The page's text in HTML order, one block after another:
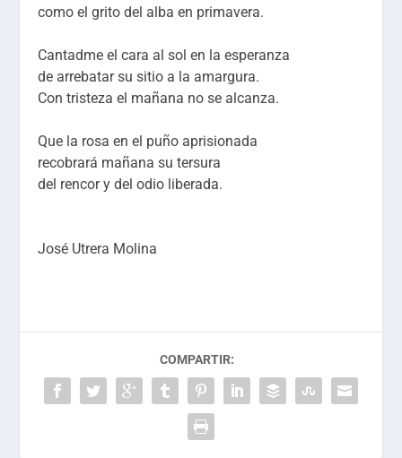
como el grito del alba en primavera.
Cantadme el cara al sol en la esperanza
de arrebatar su sitio a la amargura.
Con tristeza el mañana no se alcanza.
Que la rosa en el puño aprisionada
recobrará mañana su tersura
del rencor y del odio liberada.
José Utrera Molina
COMPARTIR: